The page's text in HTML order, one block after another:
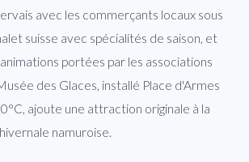
avec les commerçants locaux sous
suisse avec spécialités de saison, et
portées par les associations
des Glaces, installé Place d'Armes
ajoute une attraction originale à la
namuroise.